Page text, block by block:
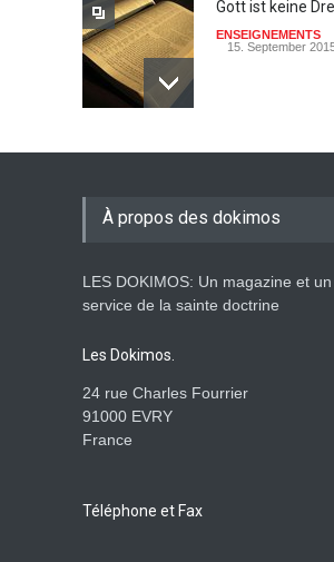
Gott ist keine
ENSEIGNEMENTS
15. September
Johannes
ENSEIGNEMENTS
Ein
À propos des dokimos
LES DOKIMOS: Un magazine et
service de la sainte doctrine
Les Dokimos.
24 rue Charles Fourrier
91000 EVRY
France
Téléphone et Fax